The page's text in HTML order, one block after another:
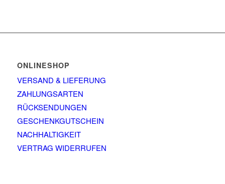
ONLINESHOP
VERSAND & LIEFERUNG
ZAHLUNGSARTEN
RÜCKSENDUNGEN
GESCHENKGUTSCHEIN
NACHHALTIGKEIT
VERTRAG WIDERRUFEN